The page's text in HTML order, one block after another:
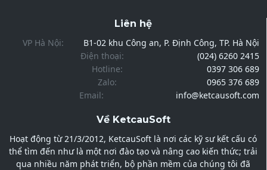
Liên hệ
VP Hà Nội:
B1-02 khu Công an, P. Định Công, TP. Hà Nội
Điện thoại:
(024) 6260 2415
Hotline:
0397 306 689
Zalo:
0965 376 689
Email:
info@ketcausoft.com
Về KetcauSoft
Hoạt động từ 21/3/2012, KetcauSoft là nơi các kỹ sư kết cấu có
thể tìm đến như là một nơi đào tạo và nâng cao kiến thức; trải
qua nhiều năm phát triển, bộ phần mềm của chúng tôi đã